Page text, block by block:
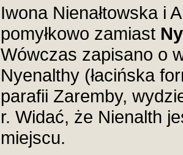
Iwona Nienałtowska i
pomyłkowo zamiast
Wówczas zapisano o
Nyenalthy (łacińska
parafii Zaremby,
r. Widać, że Nienalth
miejscu.